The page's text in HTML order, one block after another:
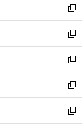
で
開
く
ド
ウ
で
開
く
ィ
ン
ド
ウ
で
開
く
い
ウ
ィ
ン
ド
ウ
で
開
く
新
し
い
ウ
ィ
ン
ド
ウ
で
開
新
し
い
ウ
ィ
ン
ド
ウ
新
し
い
ウ
ィ
新
し
い
新